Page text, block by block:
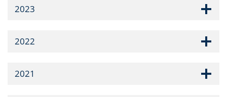
2023
2022
2021